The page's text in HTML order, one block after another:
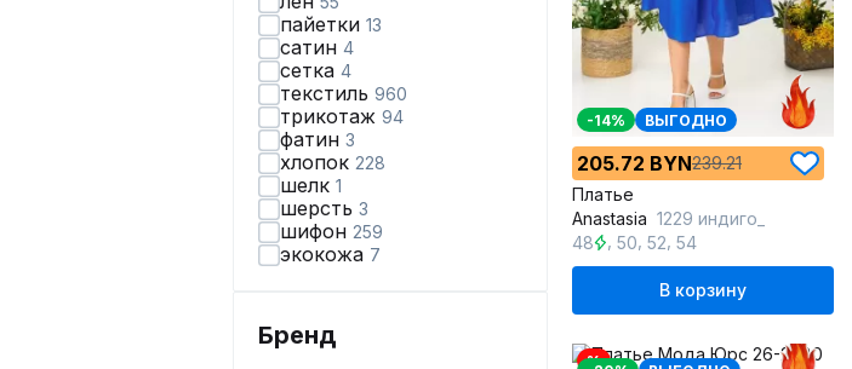
пайетки 13
сатин 4
сетка 4
текстиль 960
трикотаж 94
фатин 3
хлопок 228
шелк 1
шерсть 3
шифон 259
экокожа 7
Бренд
-14% ВЫГОДНО
205.72 BYN239.21
Платье
Anastasia 1229 индиго_
48
,50 ,52 ,54
В корзину
%